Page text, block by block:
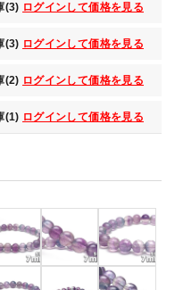
(3) ログインして価格を見る
(3) ログインして価格を見る
(2) ログインして価格を見る
(1) ログインして価格を見る